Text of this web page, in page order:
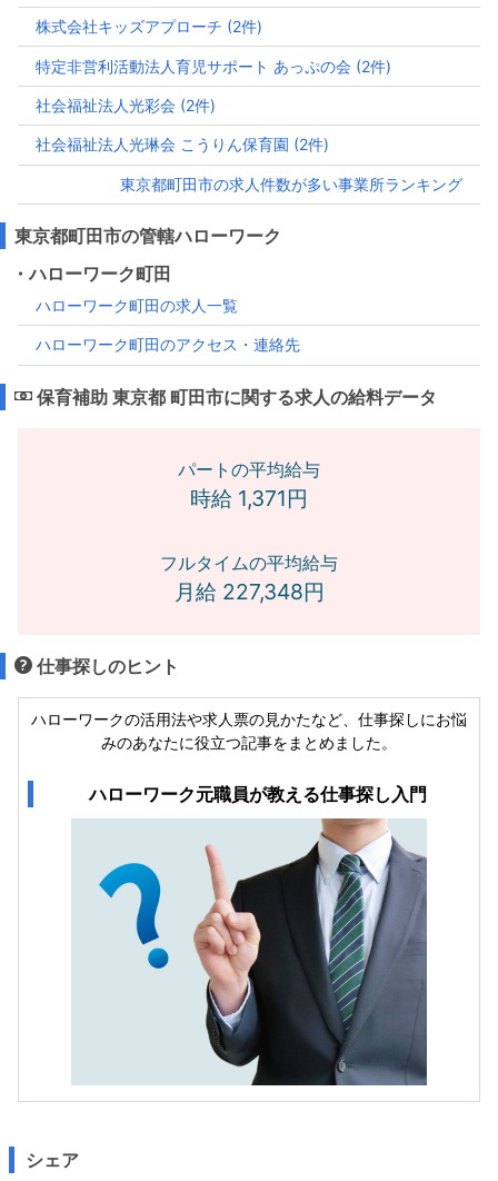
株式会社キッズアプローチ (2件)
特定非営利活動法人育児サポート あっぷの会 (2件)
社会福祉法人光彩会 (2件)
社会福祉法人光琳会 こうりん保育園 (2件)
東京都町田市の求人件数が多い事業所ランキング
東京都町田市の管轄ハローワーク
・ハローワーク町田
ハローワーク町田の求人一覧
ハローワーク町田のアクセス・連絡先
保育補助 東京都 町田市に関する求人の給料データ
パートの平均給与
時給 1,371円
フルタイムの平均給与
月給 227,348円
仕事探しのヒント
ハローワークの活用法や求人票の見かたなど、仕事探しにお悩
みのあなたに役立つ記事をまとめました。
ハローワーク元職員が教える仕事探し入門
シェア